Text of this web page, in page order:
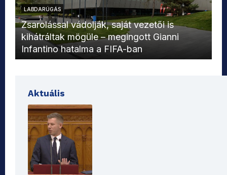
LABDARÚGÁS
Zsarolással vádolják, saját vezetői is
kihátráltak mögüle – megingott Gianni
Infantino hatalma a FIFA-ban
Aktuális